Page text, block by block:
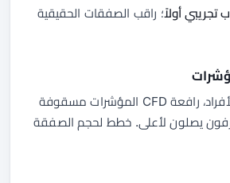
تجريبي أولاً؛ راقب الصفقات الحقيقية
تحت قواعد ESMA للأفراد، رافعة CFD المؤشرات مسقوفة
يصلون لأعلى. خطط لحجم الصفقة